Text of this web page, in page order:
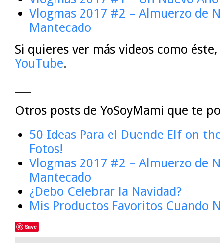
Vlogmas 2017 #2 – Almuerzo de
Mantecado
Si quieres ver más videos como
YouTube.
Otros posts de YoSoyMami que te
50 Ideas Para el Duende Elf on
Fotos!
Vlogmas 2017 #2 – Almuerzo de
Mantecado
¿Debo Celebrar la Navidad?
Mis Productos Favoritos Cuando
Save